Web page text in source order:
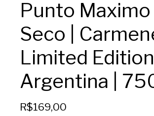
Punto
Seco |
Limited Edition |
Argentina |
R$169,00